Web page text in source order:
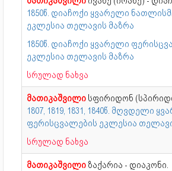
1850წ. დიაჩოქი ყვარელი
ეკლესია თელავის მაზრა
1850წ. დიაჩოქი ყვარელი
ეკლესია თელავის მაზრა
სრულად ნახვა
მათიკაშვილი სფირიდონ
1807, 1819, 1831, 1840წ. მღვდელი
ფერისცვალების ეკლესია
სრულად ნახვა
მათიკაშვილი ზაქარია - დიაკონი.